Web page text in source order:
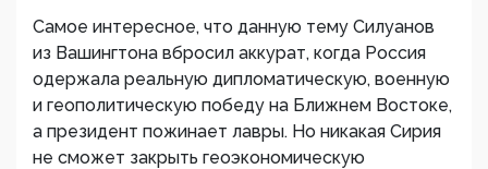
Самое интересное, что данную тему Силуанов
из Вашингтона вбросил аккурат, когда Россия
одержала реальную дипломатическую, военную
и геополитическую победу на Ближнем Востоке,
а президент пожинает лавры. Но никакая Сирия
не сможет закрыть геоэкономическую